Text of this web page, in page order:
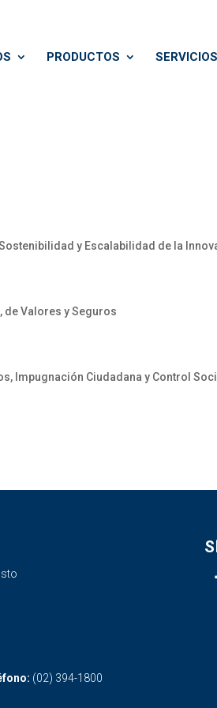
PRODUCTOS
y Escalabilidad de la
Valores y Seguros
Impugnación Ciudadana y Control
(02) 394-1800